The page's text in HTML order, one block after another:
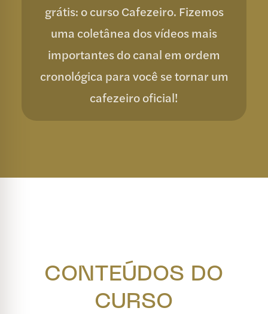
grátis: o curso Cafezeiro. Fizemos
uma coletânea dos vídeos mais
importantes do canal em ordem
cronológica para você se tornar um
cafezeiro oficial!
CONTEÚDOS DO
CURSO